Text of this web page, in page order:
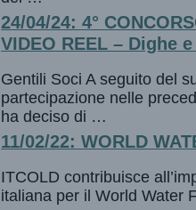
24/04/24: 4°
VIDEO REEL – Dighe
Gentili Soci A seguito del
partecipazione nelle
ha deciso di …
11/02/22: WORLD
ITCOLD contribuisce
italiana per il World Water